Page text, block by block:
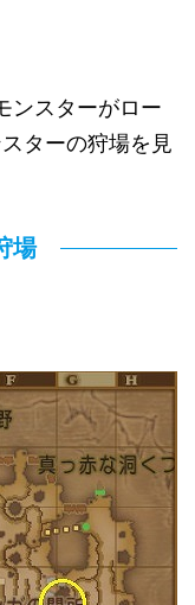
ンスターがロー
ターの狩場を見
場